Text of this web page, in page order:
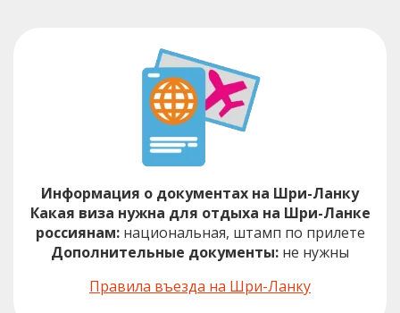
Информация о документах на Шри-Ланку
Какая виза нужна для отдыха на Шри-Ланке
россиянам:национальная, штамп по прилете
Дополнительные документы: не нужны
Правила въезда на Шри-Ланку